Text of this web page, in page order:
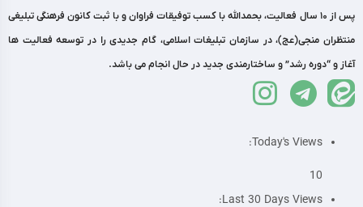
پس از 10 سال فعالیت، بحمدالله با کسب توفیقات فراوان و با ثبت کانون فرهنگی تبلیغی
منتظران منجی(عج)، در سازمان تبلیغات اسلامی، گام جدیدی را در توسعه فعالیت ها
آغاز و “دوره رشد” و ساختارمندی جدید در حال انجام می باشد.
Today's Views:
10
Last 30 Days Views: